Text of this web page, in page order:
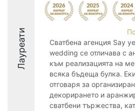
Лауреати
Сватбена агенция Say
wedding се отличава с
към реализацията на
всяка бъдеща булка.
отговаря за
декорирането и
сватбени тържества,